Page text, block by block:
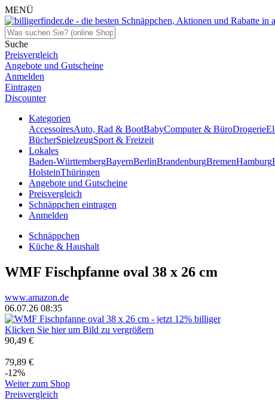
MENÜ
Suche
Preisvergleich
Angebote und Gutscheine
Anmelden
Eintragen
Discounter
Kategorien
AccessoiresAuto, Rad & BootBabyComputer & BüroDrogerie
BücherSpielzeugSport & Freizeit
Lokales
Baden-WürttembergBayernBerlinBrandenburgBremenHamburg
HolsteinThüringen
Angebote und Gutscheine
Preisvergleich
Schnäppchen eintragen
Anmelden
Schnäppchen
Küche & Haushalt
WMF Fischpfanne oval 38 x 26 cm
www.amazon.de
06.07.26 08:35
Klicken Sie hier um Bild zu vergrößern
90,49 €
79,89 €
-12%
Weiter zum Shop
Preisvergleich